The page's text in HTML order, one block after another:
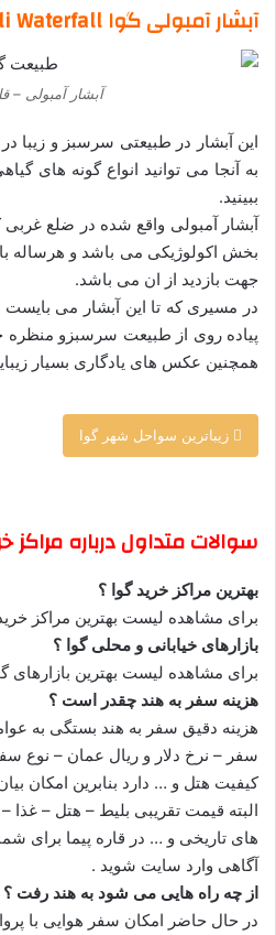
آبشار آمبولی گوا Amboli Waterfall
آبشار آمبولی –
این آبشار در طبیعتی سرسبز و زیبا
به آنجا می توانید انواع گونه های
ببینید.
آبشار آمبولی واقع شده در ضلع غربی
بخش اکولوژیکی می باشد و هرساله
جهت بازدید از ان می باشد.
در مسیری که تا این آبشار می بایست
پیاده روی از طبیعت سرسبزو منظره
همچنین عکس های یادگاری بسیار زیبایی
زیباترین سواحل شهر گوا
سوالات متداول درباره مراکز
بهترین مراکز خرید گوا ؟
برای مشاهده لیست بهترین مراکز
بازارهای خیابانی و محلی گوا ؟
برای مشاهده لیست بهترین بازارهای
هزینه سفر به هند چقدر است ؟
هزینه دقیق سفر به هند بستگی به
سفر – نرخ دلار و ریال عمان – نوع
کیفیت هتل و … دارد بنابرین امکان
البته قیمت تقریبی بلیط – هتل –
های تاریخی و … در قاره پیما برای
آگاهی وارد سایت شوید .
از چه راه هایی می شود به هند رفت ؟
در حال حاضر امکان سفر هوایی با